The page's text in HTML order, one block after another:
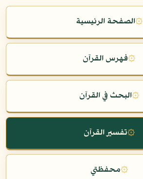
۞الصفحة الرئيسية
۞فهرس القرآن
۞البحث في القرآن
۞تفسير القرآن
۞محفظتي